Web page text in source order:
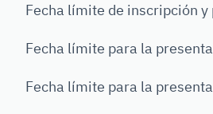
Fecha límite de inscripción
Fecha límite para la
Fecha límite para la